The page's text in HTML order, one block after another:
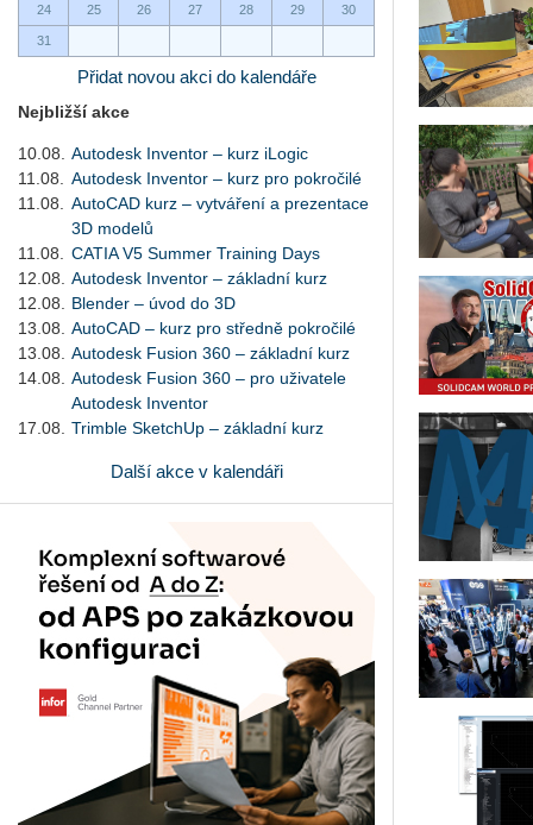
24 25 26 27 28 29 30
31
Přidat novou akci do kalendáře
Nejbližší akce
10.08.
Autodesk Inventor – kurz iLogic
11.08.
Autodesk Inventor – kurz pro pokročilé
11.08.
AutoCAD kurz – vytváření a prezentace
3D modelů
11.08.
CATIA V5 Summer Training Days
12.08.
Autodesk Inventor – základní kurz
12.08.
Blender – úvod do 3D
13.08.
AutoCAD – kurz pro středně pokročilé
13.08.
Autodesk Fusion 360 – základní kurz
14.08.
Autodesk Fusion 360 – pro uživatele
Autodesk Inventor
17.08.
Trimble SketchUp – základní kurz
Další akce v kalendáři